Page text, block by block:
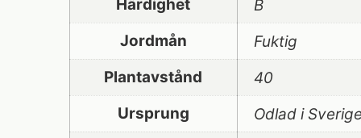
Härdighet
B
Jordmån
Fuktig
Plantavstånd
40
Ursprung
Odlad i Sverige